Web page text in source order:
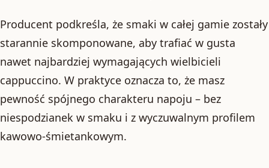
Producent podkreśla, że smaki w całej gamie zostały
starannie skomponowane, aby trafiać w gusta
nawet najbardziej wymagających wielbicieli
cappuccino. W praktyce oznacza to, że masz
pewność spójnego charakteru napoju – bez
niespodzianek w smaku i z wyczuwalnym profilem
kawowo-śmietankowym.